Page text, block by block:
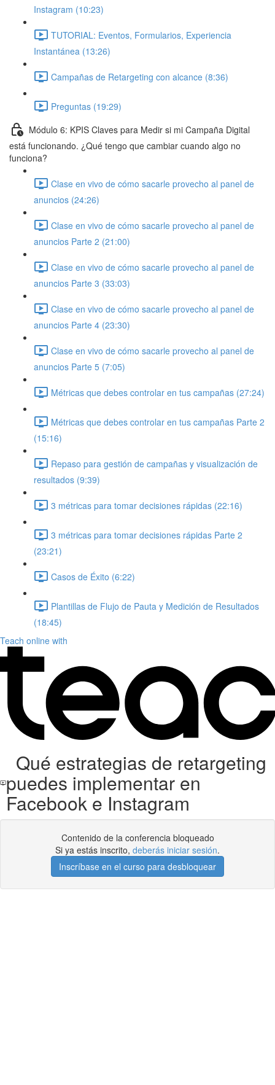
Instagram (10:23)
TUTORIAL: Eventos, Formularios, Experiencia
Instantánea (13:26)
Campañas de Retargeting con alcance (8:36)
Preguntas (19:29)
Módulo 6: KPIS Claves para Medir si mi Campaña Digital
está funcionando. ¿Qué tengo que cambiar cuando algo no
funciona?
Clase en vivo de cómo sacarle provecho al panel de
anuncios (24:26)
Clase en vivo de cómo sacarle provecho al panel de
anuncios Parte 2 (21:00)
Clase en vivo de cómo sacarle provecho al panel de
anuncios Parte 3 (33:03)
Clase en vivo de cómo sacarle provecho al panel de
anuncios Parte 4 (23:30)
Clase en vivo de cómo sacarle provecho al panel de
anuncios Parte 5 (7:05)
Métricas que debes controlar en tus campañas (27:24)
Métricas que debes controlar en tus campañas Parte 2
(15:16)
Repaso para gestión de campañas y visualización de
resultados (9:39)
3 métricas para tomar decisiones rápidas (22:16)
3 métricas para tomar decisiones rápidas Parte 2
(23:21)
Casos de Éxito (6:22)
Plantillas de Flujo de Pauta y Medición de Resultados
(18:45)
Teach online with
Qué estrategias de retargeting
puedes implementar en
Facebook e Instagram
Contenido de la conferencia bloqueado
Si ya estás inscrito, deberás iniciar sesión.
Inscríbase en el curso para desbloquear